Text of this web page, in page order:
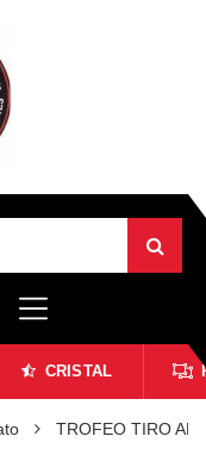
CRISTAL
TROFEO TIRO AL